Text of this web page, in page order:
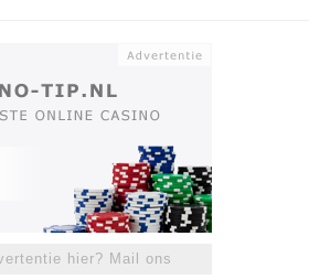
hier? Mail ons